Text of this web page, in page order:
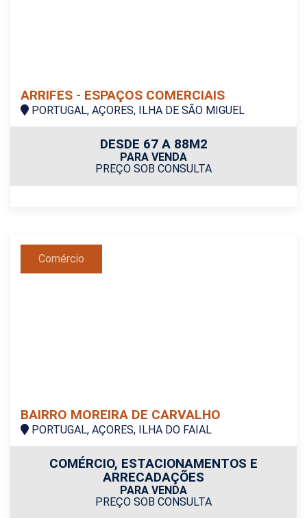
ARRIFES - ESPAÇOS COMERCIAIS
PORTUGAL, AÇORES, ILHA DE SÃO MIGUEL
DESDE 67 A 88M2
PARA VENDA
PREÇO SOB CONSULTA
Comércio
BAIRRO MOREIRA DE CARVALHO
PORTUGAL, AÇORES, ILHA DO FAIAL
COMÉRCIO, ESTACIONAMENTOS E
ARRECADAÇÕES
PARA VENDA
PREÇO SOB CONSULTA